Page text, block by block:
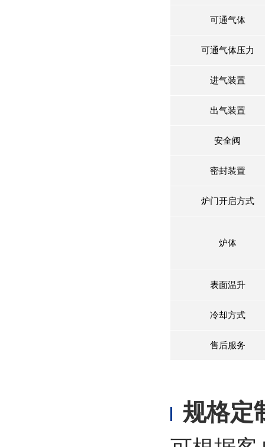
可通气体
可通气体压力
进气装置
出气装置
安全阀
密封装置
炉门开启方式
炉体
表面温升
冷却方式
售后服务
规格定